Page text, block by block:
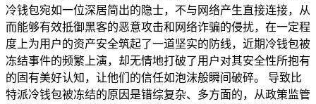
冷钱包宛如一位深居简出的隐士，不与网络产生直接连接，从
而能够有效抵御黑客的恶意攻击和网络诈骗的侵扰，在一定程
度上为用户的资产安全筑起了一道坚实的防线，近期冷钱包被
冻结事件的频繁上演，却无情地打破了用户对其安全性所抱有
的固有美好认知，让他们的信任如泡沫般瞬间破碎。 导致比
特派冷钱包被冻结的原因是错综复杂、多方面的，从政策监管